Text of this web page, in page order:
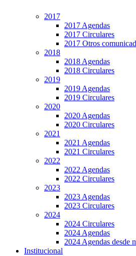
2017
2017 Agendas
2017 Circulares
2017 Otros
2018
2018 Agendas
2018 Circulares
2019
2019 Agendas
2019 Circulares
2020
2020 Agendas
2020 Circulares
2021
2021 Agendas
2021 Circulares
2022
2022 Agendas
2022 Circulares
2023
2023 Agendas
2023 Circulares
2024
2024 Circulares
2024 Agendas
2024 Agendas desde
Institucional